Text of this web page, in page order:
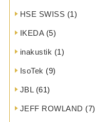
HSE SWISS (1)
IKEDA(5)
inakustik (1)
IsoTek (9)
JBL(61)
JEFF ROWLAND (7)